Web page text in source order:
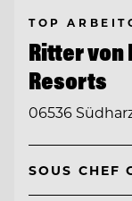
TOP
Ritter
Resorts
06536
SOUS CHEF